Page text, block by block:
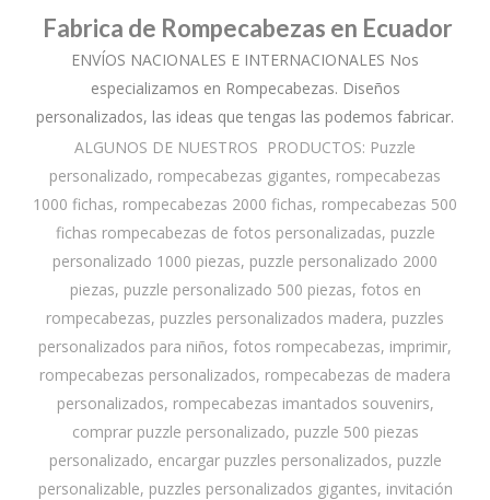
Fabrica de Rompecabezas en Ecuador
ENVÍOS NACIONALES E INTERNACIONALES Nos
especializamos en Rompecabezas. Diseños
personalizados, las ideas que tengas las podemos fabricar.
ALGUNOS DE NUESTROS PRODUCTOS: Puzzle
personalizado, rompecabezas gigantes, rompecabezas
1000 fichas, rompecabezas 2000 fichas, rompecabezas 500
fichas rompecabezas de fotos personalizadas, puzzle
personalizado 1000 piezas, puzzle personalizado 2000
piezas, puzzle personalizado 500 piezas, fotos en
rompecabezas, puzzles personalizados madera, puzzles
personalizados para niños, fotos rompecabezas, imprimir,
rompecabezas personalizados, rompecabezas de madera
personalizados, rompecabezas imantados souvenirs,
comprar puzzle personalizado, puzzle 500 piezas
personalizado, encargar puzzles personalizados, puzzle
personalizable, puzzles personalizados gigantes, invitación